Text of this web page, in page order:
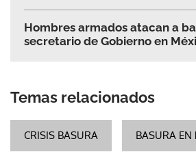
Hombres armados atacan a
secretario de Gobierno en
Temas relacionados
CRISIS BASURA BASURA EN